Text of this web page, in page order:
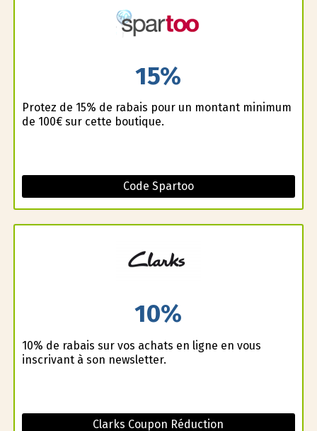
15%
Profitez de 15% de rabais pour un montant minimum
de 100€ sur cette boutique.
Code Spartoo
10%
10% de rabais sur vos achats en ligne en vous
inscrivant à son newsletter.
Clarks Coupon Réduction